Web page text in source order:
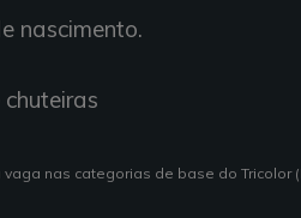
nascimento.
nas categorias de base do Tricolor